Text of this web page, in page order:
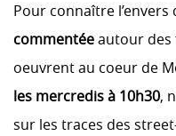
Pour connaître
commentéeautour des
oeuvrent au coeur de
les mercredis à 10h30,
sur les traces des